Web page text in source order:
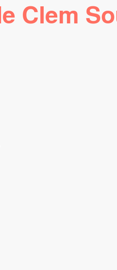
Clem